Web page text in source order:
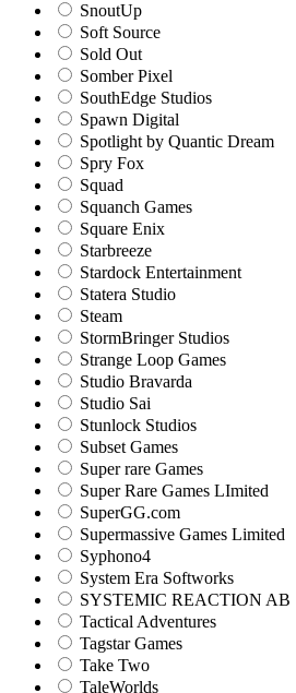
SnoutUp
Soft Source
Sold Out
Somber Pixel
SouthEdge Studios
Spawn Digital
Spotlight by Quantic Dream
Spry Fox
Squad
Squanch Games
Square Enix
Starbreeze
Stardock Entertainment
Statera Studio
Steam
StormBringer Studios
Strange Loop Games
Studio Bravarda
Studio Sai
Stunlock Studios
Subset Games
Super rare Games
Super Rare Games LImited
SuperGG.com
Supermassive Games Limited
Syphono4
System Era Softworks
SYSTEMIC REACTION AB
Tactical Adventures
Tagstar Games
Take Two
TaleWorlds